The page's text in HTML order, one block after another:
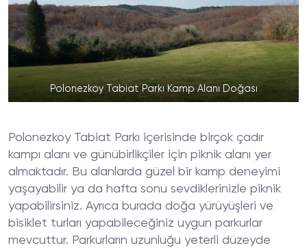
Polonezköy Tabiat Parkı Kamp Alanı Doğası
Polonezköy Tabiat Parkı içerisinde birçok çadır
kampı alanı ve günübirlikçiler için piknik alanı yer
almaktadır. Bu alanlarda güzel bir kamp deneyimi
yaşayabilir ya da hafta sonu sevdiklerinizle piknik
yapabilirsiniz. Ayrıca burada doğa yürüyüşleri ve
bisiklet turları yapabileceğiniz uygun parkurlar
mevcuttur. Parkurların uzunluğu yeterli düzeyde